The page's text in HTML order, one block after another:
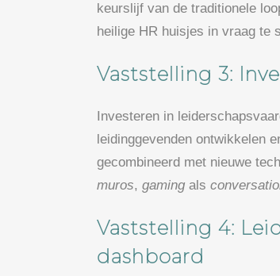
keurslijf van de traditionele
heilige HR huisjes in vraag te
Vaststelling 3:
Investeren in
leidinggevenden ontwikkelen
gecombineerd met nieuwe
muros, gamingals
Vaststelling 4:
dashboard